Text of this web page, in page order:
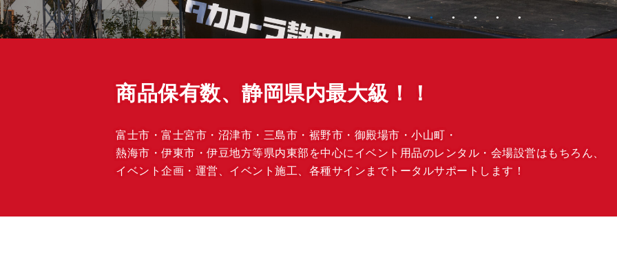
商品保有数、静岡県内最大級！！
富士市・富士宮市・沼津市・三島市・裾野市・御殿場市・小山町・
熱海市・伊東市・伊豆地方等県内東部を中心にイベント用品のレンタル・会場設営はもちろん、
イベント企画・運営、イベント施工、各種サインまでトータルサポートします！